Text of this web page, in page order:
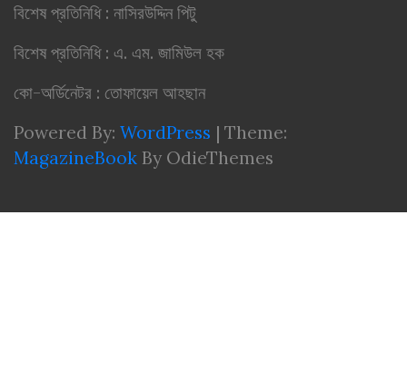
বিশেষ প্রতিনিধি : নাসিরউদ্দিন পিটু
বিশেষ প্রতিনিধি : এ. এম. জামিউল হক
কো-অর্ডিনেটর : তোফায়েল আহছান
Powered By: WordPress | Theme:
MagazineBook By OdieThemes